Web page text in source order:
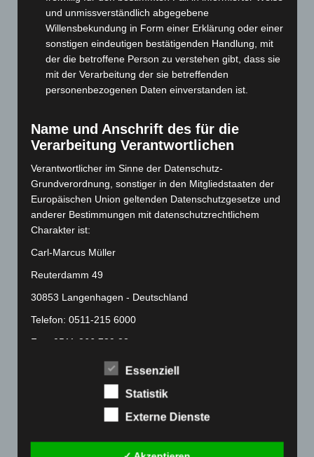
Dezember 2022(130)
November 2022(167)
Oktober 2022
(166)
September 2022(205)
August 2022(166)
Juni 2022(167)
April 2022
(198)
März 2022(221)
Februar 2022(189)
Oktober 2021(171)
September 2021(180)
und unmissverständlich abgegebene
Willensbekundung in Form einer Erklärung oder einer
sonstigen eindeutigen bestätigenden Handlung, mit
der die betroffene Person zu verstehen gibt, dass sie
mit der Verarbeitung der sie betreffenden
personenbezogenen Daten einverstanden ist.
Name und Anschrift des für die
Verarbeitung Verantwortlichen
Verantwortlicher im Sinne der Datenschutz-
Grundverordnung, sonstiger in den Mitgliedstaaten der
Europäischen Union geltenden Datenschutzgesetze und
anderer Bestimmungen mit datenschutzrechtlichem
Charakter ist:
Carl-Marcus Müller
Reuterdamm 49
30853 Langenhagen - Deutschland
Telefon: 0511-215 6000
Fax: 0511-866 789 33
Die Internetseiten verwenden Cookies. Cookies sind
Textdateien, welche über einen Internetbrowser auf
Essenziell
Statistik
Externe Dienste